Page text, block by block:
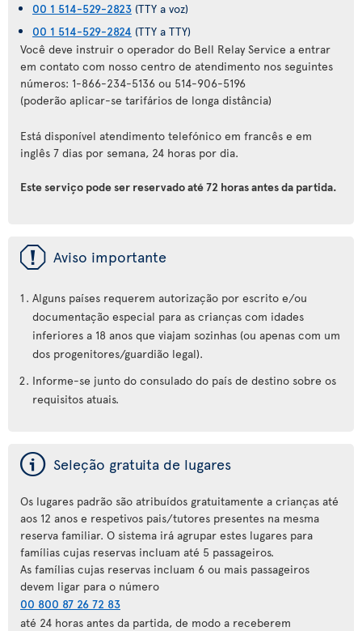
00 1 514-529-2823 (TTY a voz)
00 1 514-529-2824 (TTY a TTY)
Você deve instruir o operador do Bell Relay Service a entrar
em contato com nosso centro de atendimento nos seguintes
números: 1-866-234-5136 ou 514-906-5196
(poderão aplicar-se tarifários de longa distância)
Está disponível atendimento telefónico em francês e em
inglês 7 dias por semana, 24 horas por dia.
Este serviço pode ser reservado até 72 horas antes da partida.
ü Aviso importante
Alguns países requerem autorização por escrito e/ou
documentação especial para as crianças com idades
inferiores a 18 anos que viajam sozinhas (ou apenas com um
dos progenitores/guardião legal).
Informe-se junto do consulado do país de destino sobre os
requisitos atuais.
ý Seleção gratuita de lugares
Os lugares padrão são atribuídos gratuitamente a crianças até
aos 12 anos e respetivos pais/tutores presentes na mesma
reserva familiar. O sistema irá agrupar estes lugares para
famílias cujas reservas incluam até 5 passageiros.
As famílias cujas reservas incluam 6 ou mais passageiros
devem ligar para o número
00 800 87 26 72 83
até 24 horas antes da partida, de modo a receberem